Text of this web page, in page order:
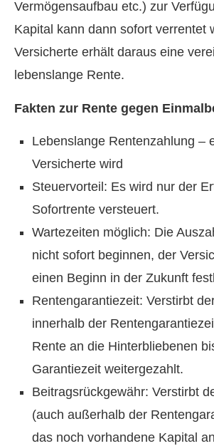
Vermögensaufbau etc.) zur
Kapital kann dann sofort verrentet
Versicherte erhält daraus eine
lebenslange Rente.
Fakten zur Rente gegen
Lebenslange Rentenzahlung –
Versicherte wird
Steuervorteil: Es wird nur der
Sofortrente versteuert.
Wartezeiten möglich: Die
nicht sofort beginnen, der
einen Beginn in der Zukunft
Rentengarantiezeit: Verstirbt
innerhalb der
Rente an die Hinterbliebenen
Garantiezeit weitergezahlt.
Beitragsrückgewähr: Verstirbt
(auch außerhalb der
das noch vorhandene Kapital